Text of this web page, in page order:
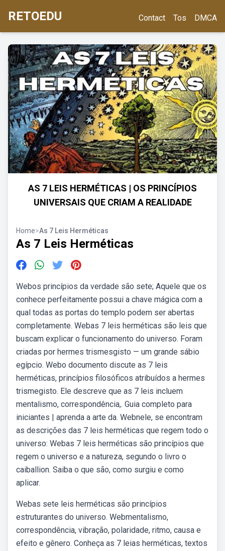
RETOEDU Contact Tos DMCA
AS 7 LEIS HERMÉTICAS | OS PRINCÍPIOS
UNIVERSAIS QUE CRIAM A REALIDADE
Home>As 7 Leis Herméticas
As 7 Leis Herméticas
Webos princípios da verdade são sete; Aquele que os
conhece perfeitamente possui a chave mágica com a
qual todas as portas do templo podem ser abertas
completamente. Webas 7 leis herméticas são leis que
buscam explicar o funcionamento do universo. Foram
criadas por hermes trismesgisto — um grande sábio
egípcio. Webo documento discute as 7 leis
herméticas, princípios filosóficos atribuídos a hermes
trismegisto. Ele descreve que as 7 leis incluem
mentalismo, correspondência,. Guia completo para
iniciantes | aprenda a arte da. Webnele, se encontram
as descrições das 7 leis herméticas que regem todo o
universo: Webas 7 leis herméticas são princípios que
regem o universo e a natureza, segundo o livro o
caiballion. Saiba o que são, como surgiu e como
aplicar.
Webas sete leis herméticas são princípios
estruturantes do universo. Webmentalismo,
correspondência, vibração, polaridade, ritmo, causa e
efeito e gênero. Conheça as 7 leias herméticas, textos